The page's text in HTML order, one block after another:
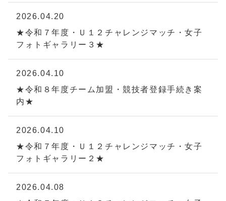
2026.04.20
★令和７年度・Ｕ１２チャレンジマッチ・女子
フォトギャラリー３★
2026.04.10
★令和８年度チーム加盟・競技者登録手続き案
内★
2026.04.10
★令和７年度・Ｕ１２チャレンジマッチ・女子
フォトギャラリー２★
2026.04.08